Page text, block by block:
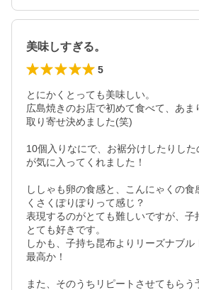
美味しすぎる。
5
とにかくとっても美味しい。
広島焼きのお店で初めて食べて、あま
取り寄せ決めました(笑)
10個入りなにで、お裾分けしたりした
が気に入ってくれました！
ししゃも卵の食感と、こんにゃくの食
くさくぽりぽりって感じ？
表現するのがとても難しいですが、子
とても好きです。
しかも、子持ち昆布よりリーズナブル
最高か！
また、そのうちリピートさせてもらう